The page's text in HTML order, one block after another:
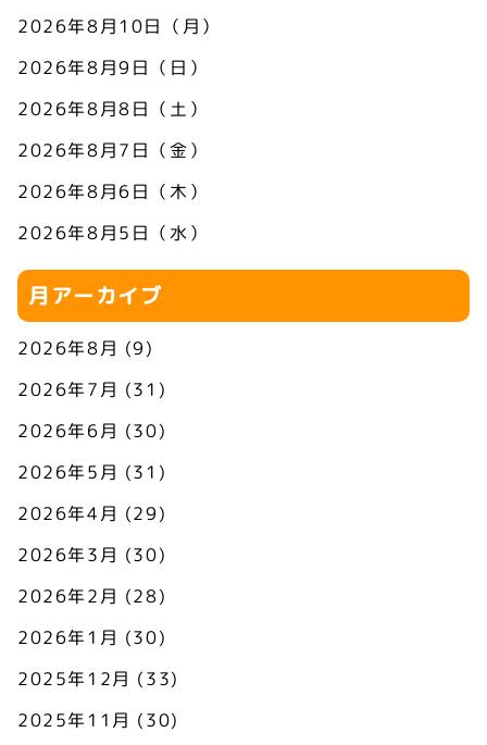
2026年8月10日（月）
2026年8月9日（日）
2026年8月8日（土）
2026年8月7日（金）
2026年8月6日（木）
2026年8月5日（水）
月アーカイブ
2026年8月 (9)
2026年7月 (31)
2026年6月 (30)
2026年5月 (31)
2026年4月 (29)
2026年3月 (30)
2026年2月 (28)
2026年1月 (30)
2025年12月 (33)
2025年11月 (30)